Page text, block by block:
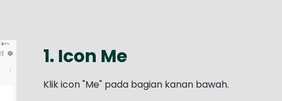
1. Icon Me
Klik icon "Me" pada bagian kanan bawah.